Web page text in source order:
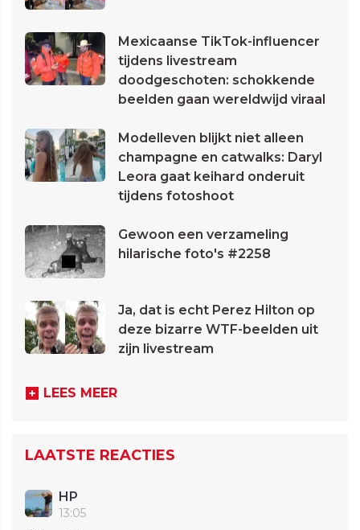
Mexicaanse TikTok-influencer
tijdens livestream
doodgeschoten: schokkende
beelden gaan wereldwijd viraal
Modelleven blijkt niet alleen
champagne en catwalks: Daryl
Leora gaat keihard onderuit
tijdens fotoshoot
Gewoon een verzameling
hilarische foto's #2258
Ja, dat is echt Perez Hilton op
deze bizarre WTF-beelden uit
zijn livestream
LEES MEER
LAATSTE REACTIES
HP
13:05